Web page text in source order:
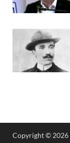
Copyright © 2026